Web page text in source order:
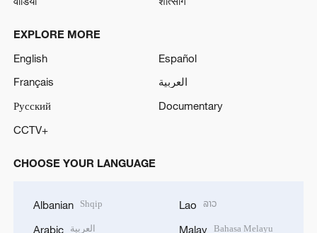
EXPLORE MORE
English
Español
Français
العربية
Русский
Documentary
CCTV+
CHOOSE YOUR LANGUAGE
Albanian Shqip
Arabic العربية
Lao ລາວ
Malay Bahasa Melayu